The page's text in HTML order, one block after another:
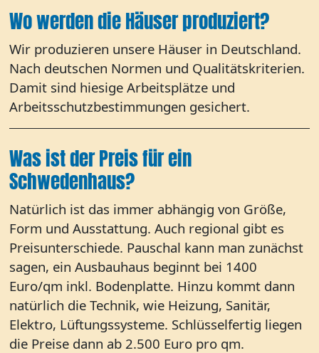
Wo werden die Häuser produziert?
Wir produzieren unsere Häuser in Deutschland.
Nach deutschen Normen und Qualitätskriterien.
Damit sind hiesige Arbeitsplätze und
Arbeitsschutzbestimmungen gesichert.
Was ist der Preis für ein
Schwedenhaus?
Natürlich ist das immer abhängig von Größe,
Form und Ausstattung. Auch regional gibt es
Preisunterschiede. Pauschal kann man zunächst
sagen, ein Ausbauhaus beginnt bei 1400
Euro/qm inkl. Bodenplatte. Hinzu kommt dann
natürlich die Technik, wie Heizung, Sanitär,
Elektro, Lüftungssysteme. Schlüsselfertig liegen
die Preise dann ab 2.500 Euro pro qm.